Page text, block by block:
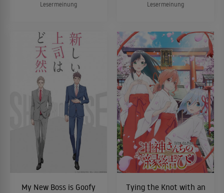
Lesermeinung Lesermeinung
My New Boss is Goofy
Tying the Knot with an